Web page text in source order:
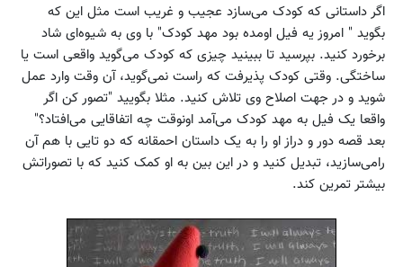
اگر داستانی که کودک می‌سازد عجیب و غریب است مثل این که
بگوید " امروز یه فیل اومده بود مهد کودک" با وی به شیوه‌ای شاد
برخورد کنید. بپرسید تا ببینید چیزی که کودک می‌گوید واقعی است یا
ساختگی. وقتی کودک پذیرفت که راست نمی‌گوید، آن وقت وارد عمل
شوید و در جهت اصلاح وی تلاش کنید. مثلا بگویید "تصور کن اگر
واقعا یک فیل به مهد کودک می‌آمد اونوقت چه اتفاقایی می‌افتاد؟"
بعد قصه دور و دراز او را به یک داستان احمقانه که دو تایی با هم آن
رامی‌سازید، تبدیل کنید و در این بین به او کمک کنید که با تصوراتش
بیشتر تمرین کند.